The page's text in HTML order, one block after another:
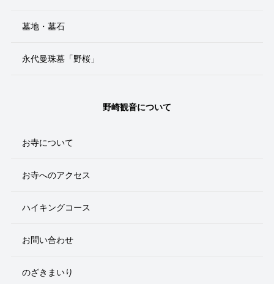
墓地・墓石
永代曼珠墓「野桜」
野崎観音について
お寺について
お寺へのアクセス
ハイキングコース
お問い合わせ
のざきまいり